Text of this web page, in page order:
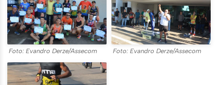
Foto: Evandro Derze/Assecom Foto: Evandro Derze/Assecom